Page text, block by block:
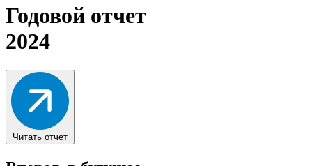
Годовой отчет
2024
Читать отчет